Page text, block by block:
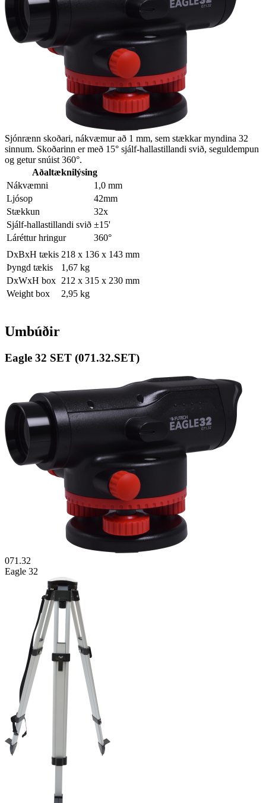
Sjónrænn skoðari, nákvæmur að 1 mm, sem stækkar myndina 32
sinnum. Skoðarinn er með 15° sjálf-hallastillandi svið, seguldempun
og getur snúist 360°.
Aðaltæknilýsing
Nákvæmni
1,0 mm
Ljósop
42mm
Stækkun
32x
Sjálf-hallastillandi svið ±15'
Láréttur hringur
360°
DxBxH tækis 218 x 136 x 143 mm
Þyngd tækis
1,67 kg
DxWxH box 212 x 315 x 230 mm
Weight box
2,95 kg
Umbúðir
Eagle 32 SET (071.32.SET)
071.32
Eagle 32